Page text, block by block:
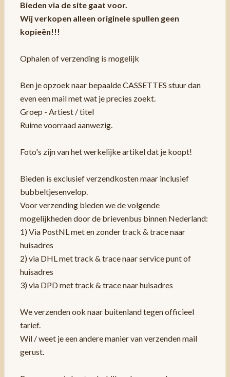
Bieden via de site gaat voor.
Wij verkopen alleen originele spullen geen
kopieën!!!
Ophalen of verzending is mogelijk
Ben je opzoek naar bepaalde CASSETTES stuur dan
even een mail met wat je precies zoekt.
Groep - Artiest / titel
Ruime voorraad aanwezig.
Foto's zijn van het werkelijke artikel dat je koopt!
Bieden is exclusief verzendkosten maar inclusief
bubbeltjesenvelop.
Voor verzending bieden we de volgende
mogelijkheden door de brievenbus binnen Nederland:
1) Via PostNL met en zonder track & trace naar
huisadres
2) via DHL met track & trace naar service punt of
huisadres
3) via DPD met track & trace naar huisadres
We verzenden ook naar buitenland tegen officieel
tarief.
Wil / weet je een andere manier van verzenden mail
gerust.